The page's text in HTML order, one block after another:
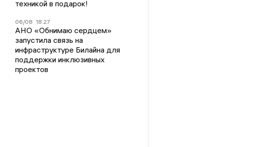
техникой в подарок!
06/08 18:27
АНО «Обнимаю сердцем»
запустила связь на
инфраструктуре Билайна для
поддержки инклюзивных
проектов